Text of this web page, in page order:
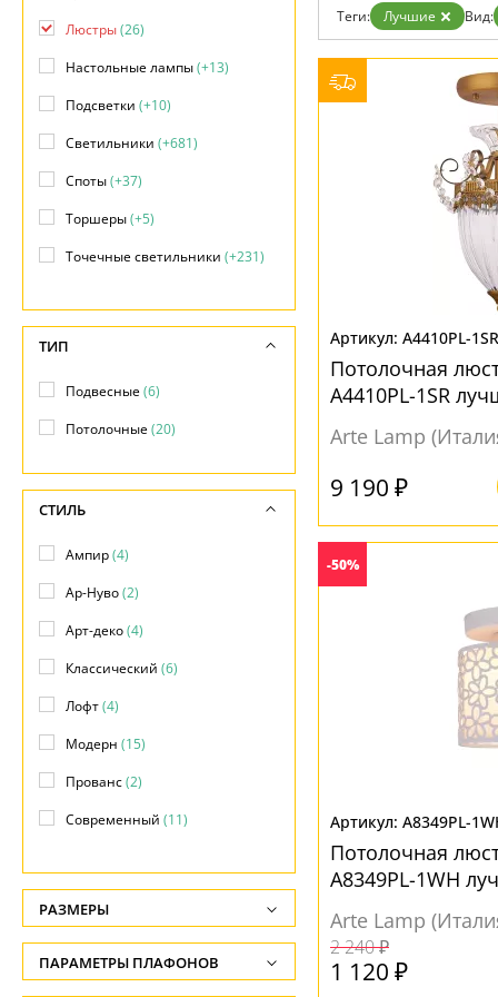
Доставка и оплата
Гарантия
Возврат
Установка
Бренды
Контакты
Теги: Лучшие Вид:
A4410PL-1SR
Потолочная
A4410PL-1SR
Arte Lamp
9 190 ₽
-50%
A8349PL-
Потолочная
A8349PL-1WH
Arte Lamp
2 240 ₽
1 120 ₽
Люстры(26)
Настольные лампы(+13)
Подсветки (+10)
Светильники (+681)
Споты(+37)
Торшеры(+5)
Точечные светильники (+231)
Уличные светильники(+22)
ТИП
Подвесные(6)
Потолочные(20)
СТИЛЬ
Ампир(4)
Ар-Нуво(2)
Арт-деко(4)
Классический (6)
Лофт(4)
Модерн (15)
Прованс(2)
Современный (11)
Флористика(5)
Хай-тек(6)
РАЗМЕРЫ
Высота, см
-
ПАРАМЕТРЫ ПЛАФОНОВ